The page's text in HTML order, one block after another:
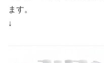
ます。
↓